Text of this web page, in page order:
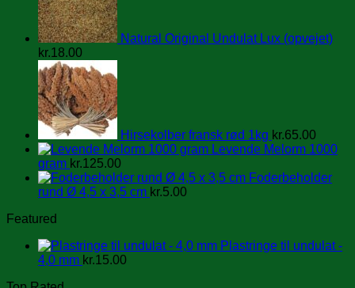
Natural Original Undulat Lux (opvejet)
kr.18.00
Hirsekolber fransk rød 1kg kr.65.00
Levende Melorm 1000
gram kr.125.00
Foderbeholder
rund Ø 4,5 x 3,5 cm kr.5.00
Featured
Plastringe til undulat -
4,0 mm kr.15.00